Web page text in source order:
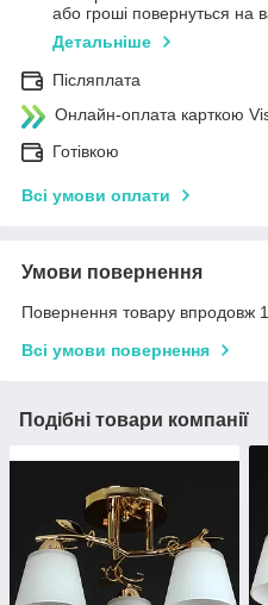
або гроші повернуться на
Детальніше
Післяплата
Онлайн-оплата карткою
Готівкою
Всі умови оплати
Умови повернення
Повернення товару впродовж
Всі умови повернення
Подібні товари компанії